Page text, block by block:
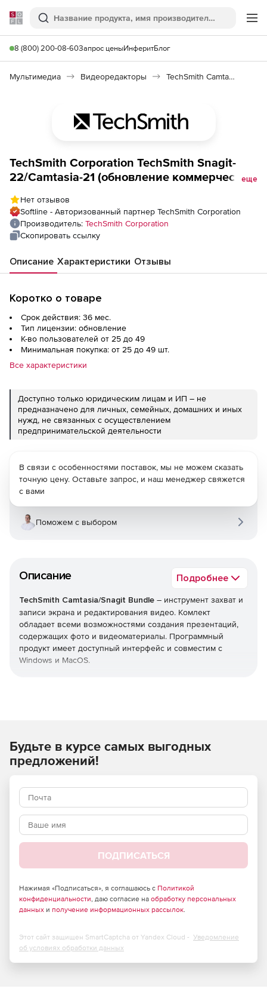
Softline
Поиск
8 (800) 200-08-60Запрос ценыИнферитБлог
Мультимедиа Видеоредакторы TechSmith Camtasia/Snagit Bundle
TechSmith Corporation TechSmith Snagit-
22/Camtasia-21 (обновление коммерческой
техподдержкой на 3 года. Количество
пользователей
еще
Нет отзывов
Softline - Авторизованный партнер TechSmith Corporation
Производитель: TechSmith Corporation
Скопировать ссылку
Описание Характеристики Отзывы
Коротко о товаре
Срок действия: 36 мес.
Тип лицензии: обновление
К-во пользователей от 25 до 49
Минимальная покупка: от 25 до 49 шт.
Все характеристики
Доступно только юридическим лицам и ИП – не
предназначено для личных, семейных, домашних и иных
нужд, не связанных с осуществлением
предпринимательской деятельности
Описание Подробнее
TechSmith Camtasia/Snagit Bundle – инструмент захват и
записи экрана и редактирования видео. Комлект
обладает всеми возможностями создания презентаций,
содержащих фото и видеоматериалы. Программный
продукт имеет доступный интерфейс и совместим с
Windows и MacOS.
Включает следующие инструменты: Camtasia 2021,
Snagit 2021.
Эксклюзивное обучение для расширения навыков.
В связи с особенностями поставок, мы не можем сказать
точную цену. Оставьте запрос, и наш менеджер свяжется
с вами
Поможем с выбором
Будьте в курсе самых выгодных
предложений!
ПОДПИСАТЬСЯ
Нажимая «Подписаться», я соглашаюсь с Политикой
конфиденциальности, даю согласие на обработку персональных
данных и получение информационных рассылок.
Этот сайт защищен SmartCaptcha от Yandex Cloud - Уведомление
об условиях обработки данных